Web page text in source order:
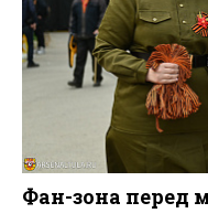
Фан-зона перед